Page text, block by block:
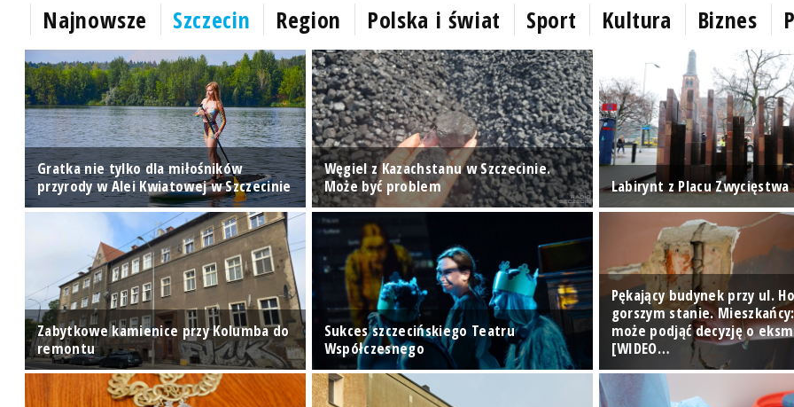
Najnowsze Szczecin Region Polska i świat Sport Kultura Biznes
Gratka nie tylko dla miłośników
przyrody w Alei Kwiatowej w Szczecinie
Węgiel z Kazachstanu w Szczecinie.
Może być problem
Labirynt z Placu
Zabytkowe kamienice przy Kolumba do
remontu
Sukces szczecińskiego Teatru
Współczesnego
Pękający budynek przy ul.
gorszym stanie.
może podjąć decyzję o
[WIDEO…